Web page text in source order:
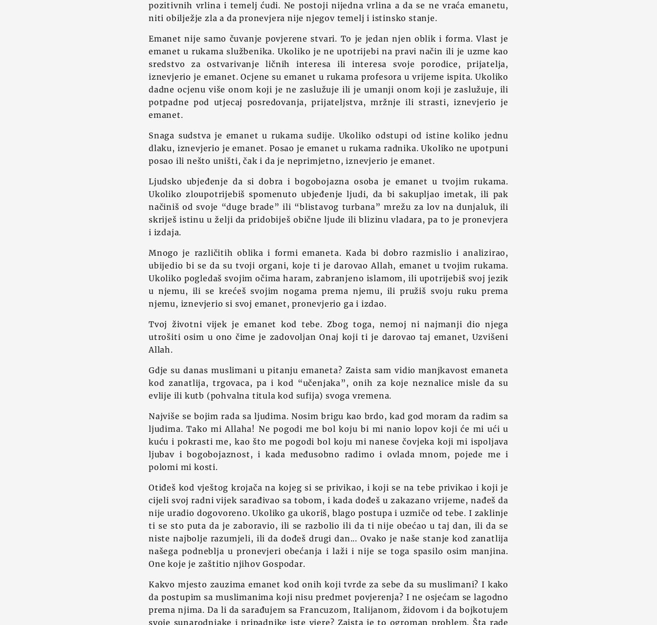
pozitivnih vrlina i temelj ćudi. Ne postoji nijedna vrlina a da se ne vraća emanetu,
niti obilježje zla a da pronevjera nije njegov temelj i istinsko stanje.
Emanet nije samo čuvanje povjerene stvari. To je jedan njen oblik i forma. Vlast je
emanet u rukama službenika. Ukoliko je ne upotrijebi na pravi način ili je uzme kao
sredstvo za ostvarivanje ličnih interesa ili interesa svoje porodice, prijatelja,
iznevjerio je emanet. Ocjene su emanet u rukama profesora u vrijeme ispita. Ukoliko
dadne ocjenu više onom koji je ne zaslužuje ili je umanji onom koji je zaslužuje, ili
potpadne pod utjecaj posredovanja, prijateljstva, mržnje ili strasti, iznevjerio je
emanet.
Snaga sudstva je emanet u rukama sudije. Ukoliko odstupi od istine koliko jednu
dlaku, iznevjerio je emanet. Posao je emanet u rukama radnika. Ukoliko ne upotpuni
posao ili nešto uništi, čak i da je neprimjetno, iznevjerio je emanet.
Ljudsko ubjeđenje da si dobra i bogobojazna osoba je emanet u tvojim rukama.
Ukoliko zloupotrijebiš spomenuto ubjeđenje ljudi, da bi sakupljao imetak, ili pak
načiniš od svoje “duge brade” ili “blistavog turbana” mrežu za lov na dunjaluk, ili
skriješ istinu u želji da pridobiješ obične ljude ili blizinu vladara, pa to je pronevjera
i izdaja.
Mnogo je različitih oblika i formi emaneta. Kada bi dobro razmislio i analizirao,
ubijedio bi se da su tvoji organi, koje ti je darovao Allah, emanet u tvojim rukama.
Ukoliko pogledaš svojim očima haram, zabranjeno islamom, ili upotrijebiš svoj jezik
u njemu, ili se krećeš svojim nogama prema njemu, ili pružiš svoju ruku prema
njemu, iznevjerio si svoj emanet, pronevjerio ga i izdao.
Tvoj životni vijek je emanet kod tebe. Zbog toga, nemoj ni najmanji dio njega
utrošiti osim u ono čime je zadovoljan Onaj koji ti je darovao taj emanet, Uzvišeni
Allah.
Gdje su danas muslimani u pitanju emaneta? Zaista sam vidio manjkavost emaneta
kod zanatlija, trgovaca, pa i kod “učenjaka”, onih za koje neznalice misle da su
evlije ili kutb (pohvalna titula kod sufija) svoga vremena.
Najviše se bojim rada sa ljudima. Nosim brigu kao brdo, kad god moram da radim sa
ljudima. Tako mi Allaha! Ne pogodi me bol koju bi mi nanio lopov koji će mi ući u
kuću i pokrasti me, kao što me pogodi bol koju mi nanese čovjeka koji mi ispoljava
ljubav i bogobojaznost, i kada međusobno radimo i ovlada mnom, pojede me i
polomi mi kosti.
Otiđeš kod vještog krojača na kojeg si se privikao, i koji se na tebe privikao i koji je
cijeli svoj radni vijek sarađivao sa tobom, i kada dođeš u zakazano vrijeme, nađeš da
nije uradio dogovoreno. Ukoliko ga ukoriš, blago postupa i uzmiče od tebe. I zaklinje
ti se sto puta da je zaboravio, ili se razbolio ili da ti nije obećao u taj dan, ili da se
niste najbolje razumjeli, ili da dođeš drugi dan... Ovako je naše stanje kod zanatlija
našega podneblja u pronevjeri obećanja i laži i nije se toga spasilo osim manjina.
One koje je zaštitio njihov Gospodar.
Kakvo mjesto zauzima emanet kod onih koji tvrde za sebe da su muslimani? I kako
da postupim sa muslimanima koji nisu predmet povjerenja? I ne osjećam se lagodno
prema njima. Da li da sarađujem sa Francuzom, Italijanom, židovom i da bojkotujem
svoje sunarodnjake i pripadnike iste vjere? Zaista je to ogroman problem. Šta rade